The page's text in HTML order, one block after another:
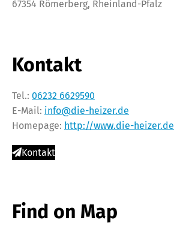
67354 Römerberg, Rheinland-Pfalz
Kontakt
Tel.: 06232 6629590
E-Mail: info@die-heizer.de
Homepage: http://www.die-heizer.de
Kontakt
Find on Map